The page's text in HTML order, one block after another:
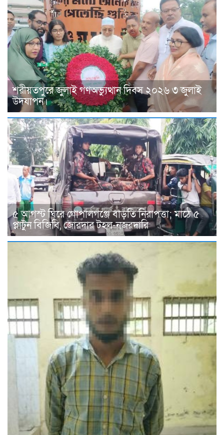
শরীয়তপুরে জুলাই গণঅভ্যুত্থান দিবস ২০২৬ ৩ জুলাই
উদযাপন।
৫ আগস্ট ঘিরে গোপালগঞ্জে বাড়তি নিরাপত্তা; মাঠে ৫
প্লাটুন বিজিবি, জোরদার টহল-নজরদারি